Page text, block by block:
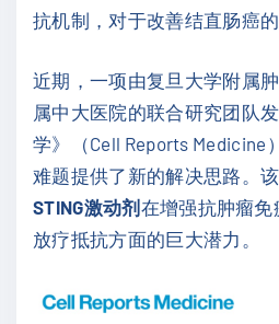
抗机制，对于改善结直肠癌
近期，一项由复旦大学附属
属中大医院的联合研究团队
学》（Cell Reports Medicine
难题提供了新的解决思路。
STING激动剂在增强抗肿瘤
放疗抵抗方面的巨大潜力。